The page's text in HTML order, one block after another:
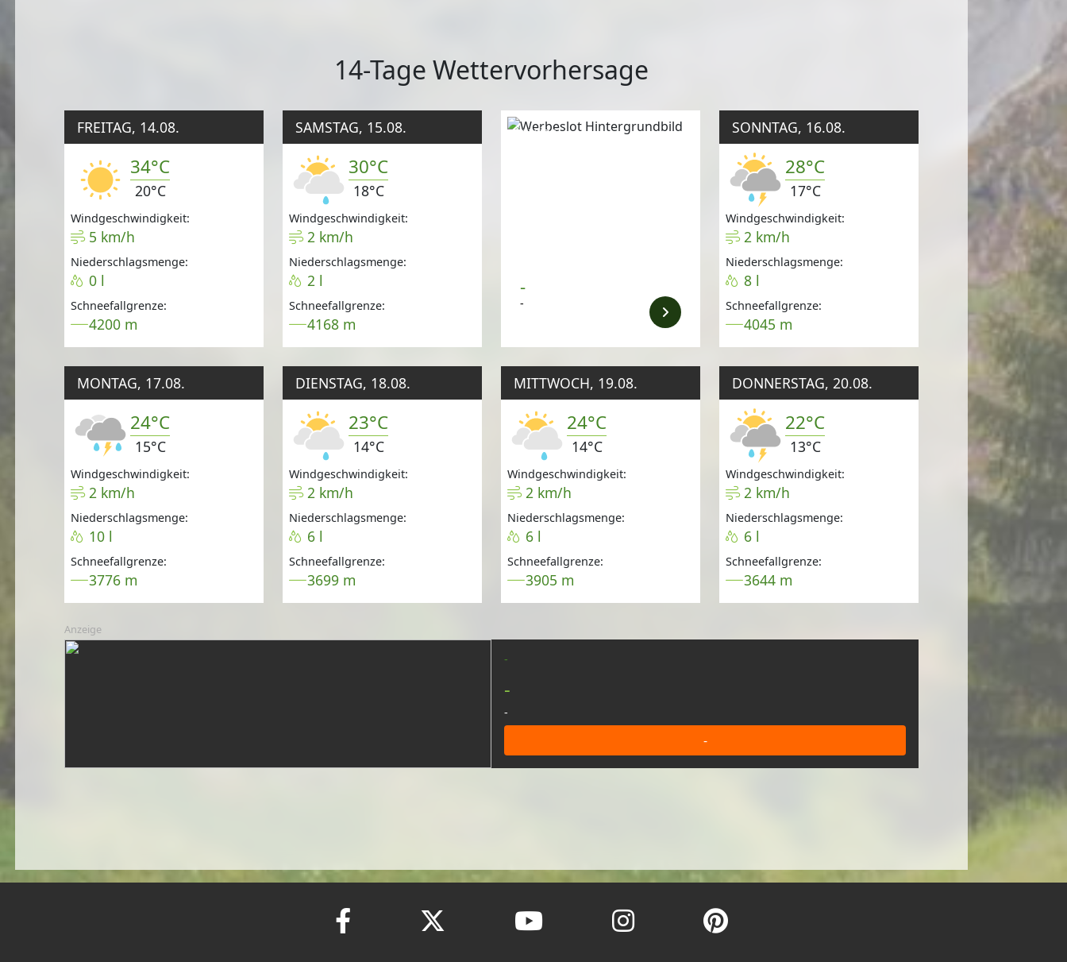
14-Tage Wettervorhersage
FREITAG, 14.08.
34°C
20°C
Windgeschwindigkeit:
5 km/h
Niederschlagsmenge:
0 l
Schneefallgrenze:
4200 m
SAMSTAG, 15.08.
30°C
18°C
Windgeschwindigkeit:
2 km/h
Niederschlagsmenge:
2 l
Schneefallgrenze:
4168 m
Anzeige
-
-
SONNTAG, 16.08.
28°C
17°C
Windgeschwindigkeit:
2 km/h
Niederschlagsmenge:
8 l
Schneefallgrenze:
4045 m
MONTAG, 17.08.
24°C
15°C
Windgeschwindigkeit:
2 km/h
Niederschlagsmenge:
10 l
Schneefallgrenze:
3776 m
DIENSTAG, 18.08.
23°C
14°C
Windgeschwindigkeit:
2 km/h
Niederschlagsmenge:
6 l
Schneefallgrenze:
3699 m
MITTWOCH, 19.08.
24°C
14°C
Windgeschwindigkeit:
2 km/h
Niederschlagsmenge:
6 l
Schneefallgrenze:
3905 m
DONNERSTAG, 20.08.
22°C
13°C
Windgeschwindigkeit:
2 km/h
Niederschlagsmenge:
6 l
Schneefallgrenze:
3644 m
Anzeige
-
-
-
-